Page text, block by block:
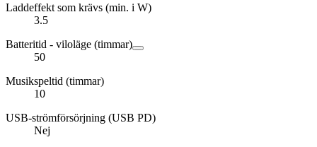
Laddeffekt som krävs (min. i W)
3.5
Batteritid - viloläge (timmar)
50
Musikspeltid (timmar)
10
USB-strömförsörjning (USB PD)
Nej